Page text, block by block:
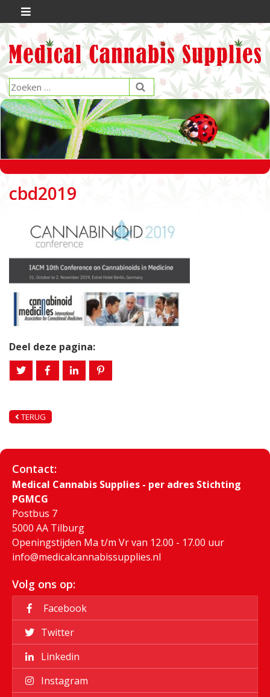
cbd2019
Deel deze pagina:
TERUG
Contact:
Medical Cannabis Supplies - per adres Stichting
PGMCG
Postbus 7
5000 AA Tilburg
Openingstijden Ma t/m Vr van 12.00 - 17.00 uur
info@medicalcannabissupplies.nl
Volg ons op:
Facebook
Twitter
Linkedin
Instagram